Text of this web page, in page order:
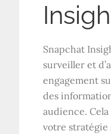
Snapchat
surveiller et
engagement
des
audience.
votre stratégie